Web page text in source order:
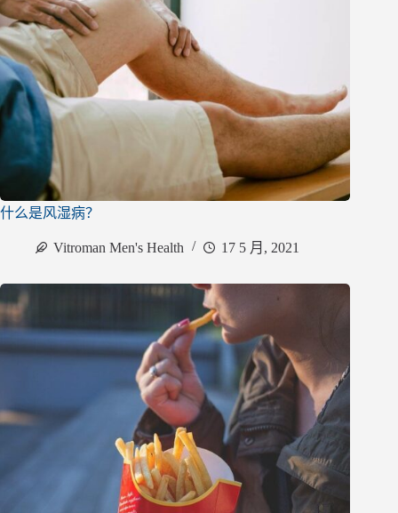
什么是风湿病？
Vitroman Men's Health 17 5 月, 2021